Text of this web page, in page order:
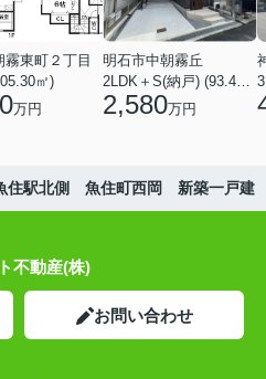
霧東町２丁目
㎡)
万円
明石市中朝霧丘
2LDK＋S(納戸) (93.42㎡)
2,580万円
住駅北側 魚住町西岡 新築一戸建
不動産(株)
お問い合わせ